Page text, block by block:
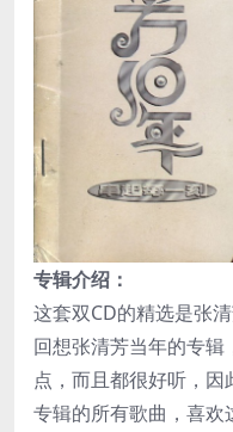
专辑介绍：
这套双CD的精选是张
回想张清芳当年的专
点，而且都很好听，
专辑的所有歌曲，喜欢